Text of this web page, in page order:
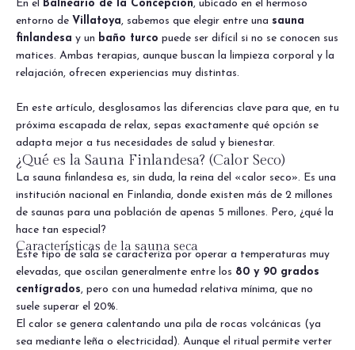
En el Balneario de la Concepción, ubicado en el hermoso
entorno de Villatoya, sabemos que elegir entre una sauna
finlandesa y un baño turco puede ser difícil si no se conocen sus
matices. Ambas terapias, aunque buscan la limpieza corporal y la
relajación, ofrecen experiencias muy distintas.
En este artículo, desglosamos las diferencias clave para que, en tu
próxima escapada de relax, sepas exactamente qué opción se
adapta mejor a tus necesidades de salud y bienestar.
¿Qué es la Sauna Finlandesa? (Calor Seco)
La sauna finlandesa es, sin duda, la reina del «calor seco». Es una
institución nacional en Finlandia, donde existen más de 2 millones
de saunas para una población de apenas 5 millones. Pero, ¿qué la
hace tan especial?
Características de la sauna seca
Este tipo de sala se caracteriza por operar a temperaturas muy
elevadas, que oscilan generalmente entre los 80 y 90 grados
centígrados, pero con una humedad relativa mínima, que no
suele superar el 20%.
El calor se genera calentando una pila de rocas volcánicas (ya
sea mediante leña o electricidad). Aunque el ritual permite verter